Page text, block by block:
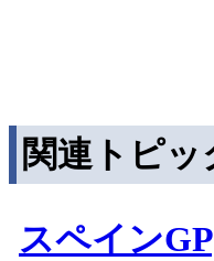
関連トピッ
スペインGP